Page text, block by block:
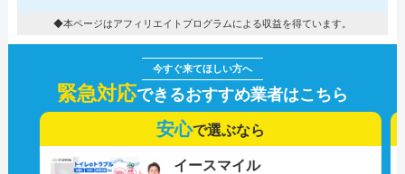
◆本ページはアフィリエイトプログラムによる収益を得ています。
緊急対応できるおすすめ業者はこちら
安心で選ぶなら
イースマイル